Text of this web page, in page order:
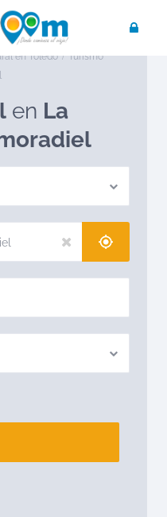
Turismo rural en
en Toledo
Turismo
en La